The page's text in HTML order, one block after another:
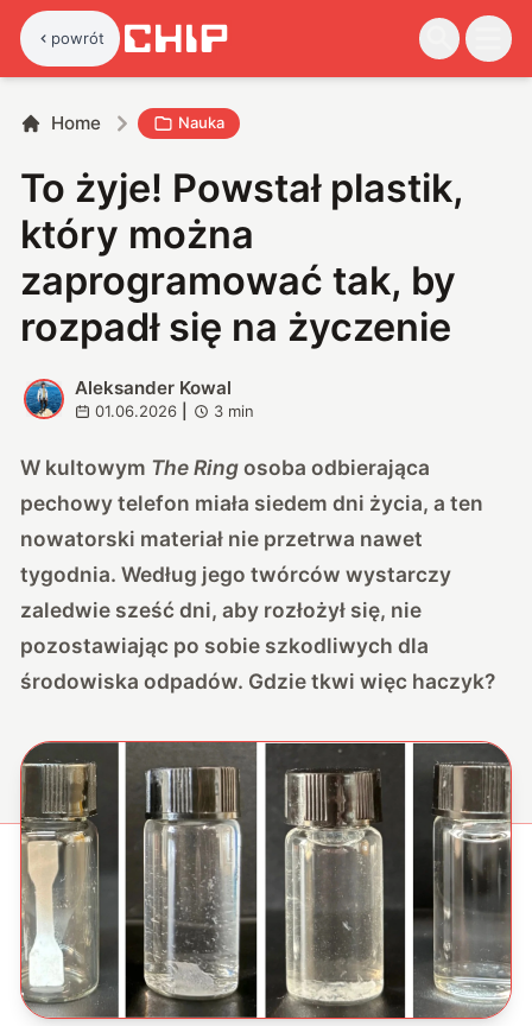
powrót
Home Nauka
To żyje! Powstał plastik,
który można
zaprogramować tak, by
rozpadł się na życzenie
A
Aleksander Kowal
01.06.2026 3 min
W kultowym The Ringosoba odbierająca
pechowy telefon miała siedem dni życia, a ten
nowatorski materiał nie przetrwa nawet
tygodnia. Według jego twórców wystarczy
zaledwie sześć dni, aby rozłożył się, nie
pozostawiając po sobie szkodliwych dla
środowiska odpadów. Gdzie tkwi więc haczyk?